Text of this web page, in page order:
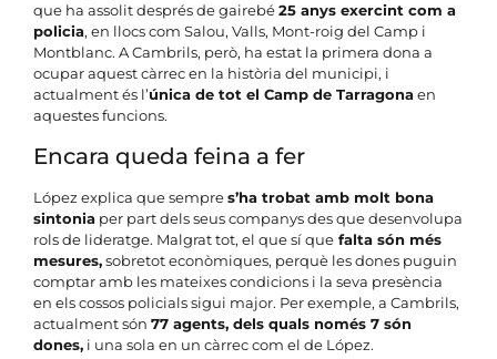
que ha assolit després de gairebé25 anys exercint com a
policia, en llocs com Salou, Valls, Mont-roig del Camp i
Montblanc. A Cambrils, però, ha estat la primera dona a
ocupar aquest càrrec en la història del municipi, i
actualment és l’única de tot el Camp de Tarragonaen
aquestes funcions.
Encara queda feina a fer
López explica que sempres’ha trobat amb molt bona
sintonia per part dels seus companys des que desenvolupa
rols de lideratge. Malgrat tot, el que sí que falta són més
mesures,sobretot econòmiques, perquè les dones puguin
comptar amb les mateixes condicions i la seva presència
en els cossos policials sigui major. Per exemple, a Cambrils,
actualment són 77 agents, dels quals només 7 són
dones, i una sola en un càrrec com el de López.